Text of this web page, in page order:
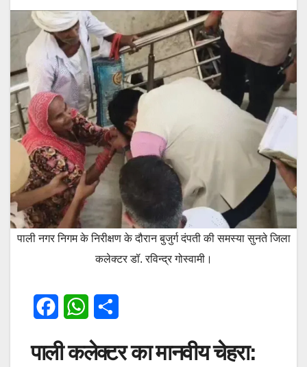
पाली नगर निगम के निरीक्षण के दौरान बुजुर्ग दंपती की समस्या सुनते जिला
कलेक्टर डॉ. रविन्द्र गोस्वामी।
W
a a
पाली कलेक्टर का मानवीय चेहरा: